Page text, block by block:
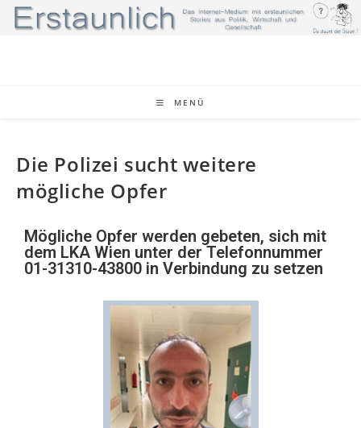
MENÜ
Die Polizei sucht weitere
mögliche Opfer
Mögliche Opfer werden gebeten, sich mit
dem LKA Wien unter der Telefonnummer
01-31310-43800 in Verbindung zu setzen